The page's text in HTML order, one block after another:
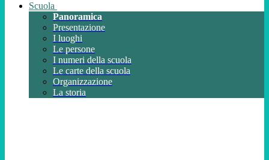
Scuola
Panoramica
Presentazione
I luoghi
Le persone
I numeri della scuola
Le carte della scuola
Organizzazione
La storia